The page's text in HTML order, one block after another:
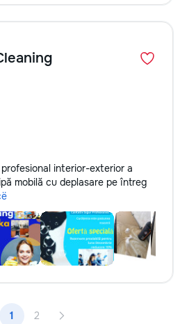
interior-exterior a
mobilă cu deplasare pe întreg
1 2